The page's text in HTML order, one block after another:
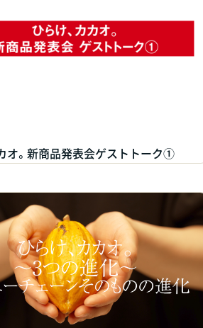
オ。新商品発表会ゲストトーク①